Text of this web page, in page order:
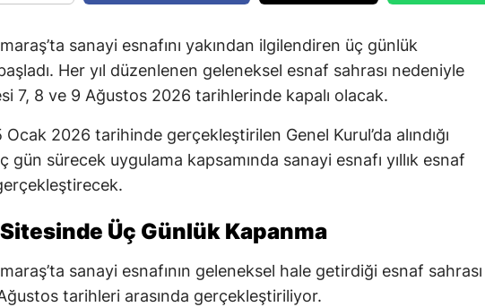
sanayi esnafını yakından ilgilendiren üç günlük
Her yıl düzenlenen geleneksel esnaf sahrası nedeniyle
7, 8 ve 9 Ağustos 2026 tarihlerinde kapalı olacak.
Ocak 2026 tarihinde gerçekleştirilen Genel Kurul’da alındığı
gün sürecek uygulama kapsamında sanayi esnafı yıllık esnaf
Üç Günlük Kapanma
sanayi esnafının geleneksel hale getirdiği esnaf sahrası
tarihleri arasında gerçekleştiriliyor.